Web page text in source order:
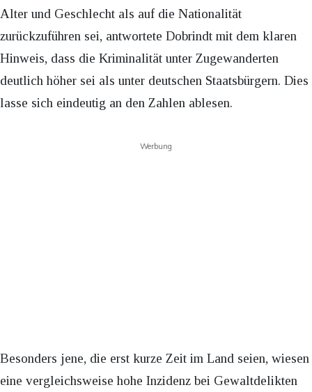
Alter und Geschlecht als auf die Nationalität
zurückzuführen sei, antwortete Dobrindt mit dem klaren
Hinweis, dass die Kriminalität unter Zugewanderten
deutlich höher sei als unter deutschen Staatsbürgern. Dies
lasse sich eindeutig an den Zahlen ablesen.
Werbung
Besonders jene, die erst kurze Zeit im Land seien, wiesen
eine vergleichsweise hohe Inzidenz bei Gewaltdelikten